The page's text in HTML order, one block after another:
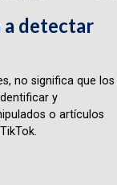
a detectar
no significa que los
y
o artículos